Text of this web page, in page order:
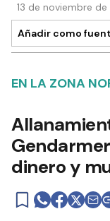
13 de noviembre
Añadir como
EN LA ZONA
dinero y